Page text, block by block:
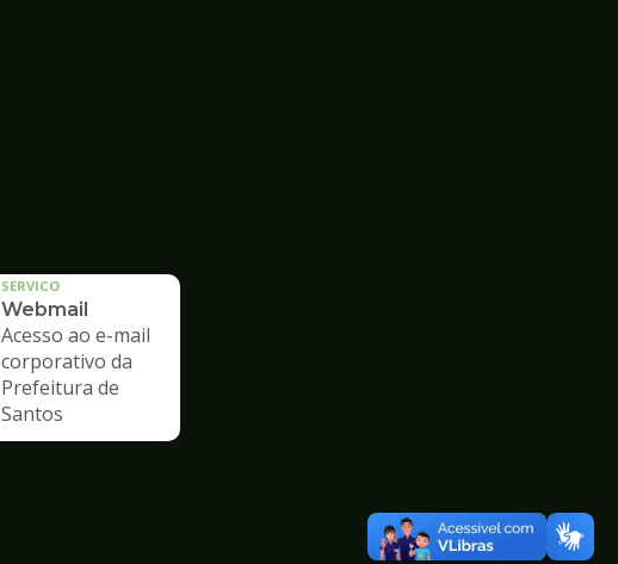
SERVICO
Webmail
Acesso ao e-mail
corporativo da
Prefeitura de
Santos